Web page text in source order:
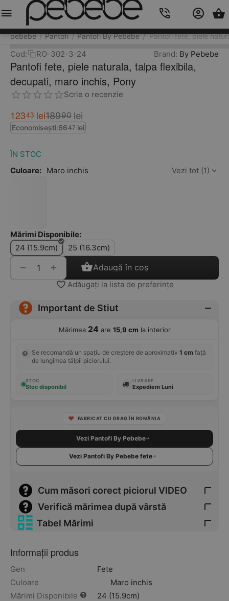
pebebe / Pantofi / Pantofi By Pebebe / Pantofi fete, piele
Cod: RO-302-3-24 Brand: By Pebebe
Pantofi fete, piele naturala, talpa flexibila,
decupati, maro inchis, Pony
Scrie o recenzie
12343 lei18990 lei
Economisești:66 47 lei
ÎN STOC
Culoare: Maro inchis Vezi tot (1)
Mărimi Disponibile:
24 (15.9cm)
25 (16.3cm)
+
− Adaugă în coș
Adăugați la lista de preferințe
Important de Stiut
Mărimea 24 are 15,9 cm la interior
Se recomandă un spațiu de creștere de aproximativ 1 cm față
de lungimea tălpii piciorului.
STOC
Stoc disponibil
LIVRARE
Expediem Luni
FABRICAT CU DRAG ÎN ROMÂNIA
Vezi Pantofi By Pebebe
Vezi Pantofi By Pebebe fete
Cum măsori corect piciorul VIDEO
Verifică mărimea după vârstă
Tabel Mărimi
Informații produs
Gen
Fete
Culoare
Maro inchis
Mărimi Disponibile
24 (15.9cm)
Meniu Caută Cos